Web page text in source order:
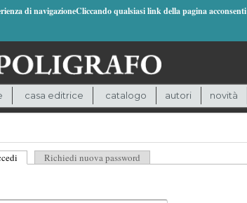
di navigazioneCliccando qualsiasi link della pagina acconsenti
casa editrice catalogo autori novità
(scheda attiva)
Richiedi nuova password